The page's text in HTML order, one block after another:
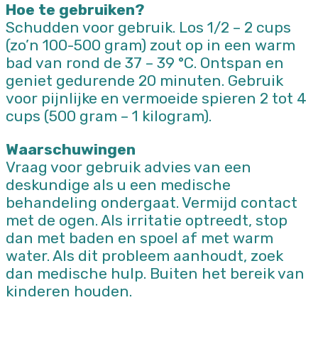
Hoe te gebruiken?
Schudden voor gebruik. Los 1/2 – 2 cups
(zo’n 100-500 gram) zout op in een warm
bad van rond de 37 – 39 °C. Ontspan en
geniet gedurende 20 minuten. Gebruik
voor pijnlijke en vermoeide spieren 2 tot 4
cups (500 gram – 1 kilogram).
Waarschuwingen
Vraag voor gebruik advies van een
deskundige als u een medische
behandeling ondergaat. Vermijd contact
met de ogen. Als irritatie optreedt, stop
dan met baden en spoel af met warm
water. Als dit probleem aanhoudt, zoek
dan medische hulp. Buiten het bereik van
kinderen houden.